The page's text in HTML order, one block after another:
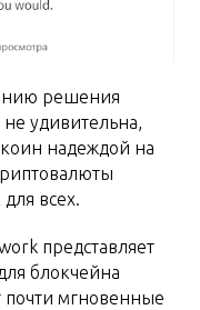
решения
не удивительна,
надеждой на
всех.
представляет
блокчейна
почти мгновенные